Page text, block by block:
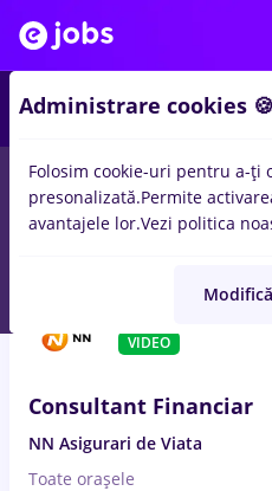
Salarii Remote (de acasă)
VIDEO
Consultant Financiar
NN Asigurari de Viata
Toate oraşele
Administrare cookies 🍪
Folosim cookie-uri pentru a-ți
presonalizată.Permite
avantajele lor.Vezi politica